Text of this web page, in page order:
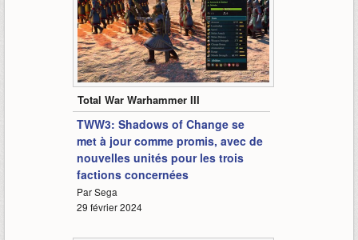
5:58
Total War Warhammer III
TWW3: Shadows of Change se
met à jour comme promis, avec de
nouvelles unités pour les trois
factions concernées
Par Sega
29 février 2024